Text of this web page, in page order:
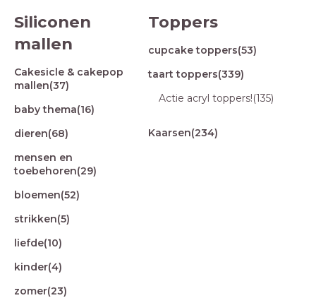
Siliconen
mallen
Cakesicle & cakepop
mallen(37)
baby thema(16)
dieren(68)
mensen en
toebehoren(29)
bloemen(52)
strikken(5)
liefde(10)
kinder(4)
zomer(23)
Toppers
cupcake toppers(53)
taart toppers(339)
Actie acryl toppers!(135)
Kaarsen(234)